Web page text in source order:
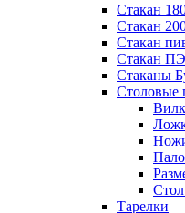
Стакан
Стакан
Стакан
Стакан
Стаканы
Столовые
Тарелки